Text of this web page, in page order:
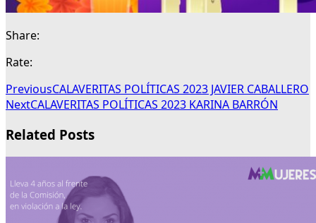
Share:
Rate:
PreviousCALAVERITAS POLÍTICAS 2023 JAVIER CABALLERO
NextCALAVERITAS POLÍTICAS 2023 KARINA BARRÓN
Related Posts